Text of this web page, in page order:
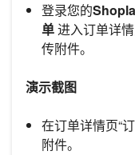
登录您的
单进入订单详
传附件。
演示截图
在订单详情页“
附件。